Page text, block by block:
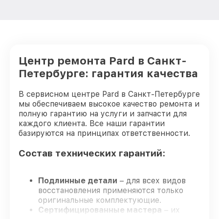
Прошивка (Обновление ПО) оптического
прицела Pard
от 450₽
Центр ремонта Pard в Санкт-
Петербурге: гарантия качества
В сервисном центре Pard в Санкт-Петербурге
мы обеспечиваем высокое качество ремонта и
полную гарантию на услуги и запчасти для
каждого клиента. Все наши гарантии
базируются на принципах ответственности.
Состав технических гарантий:
Подлинные детали – для всех видов
восстановления применяются только
оригинальные комплектующие.
Сертифицированные мастера – их